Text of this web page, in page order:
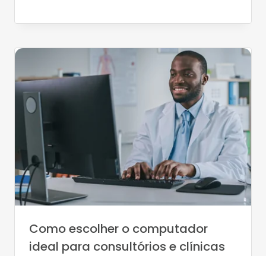
Como escolher o computador
ideal para consultórios e clínicas